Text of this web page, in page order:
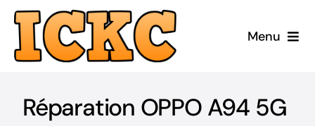
Passer
contenu
Menu
Réparer
Réparation OPPO A94 5G